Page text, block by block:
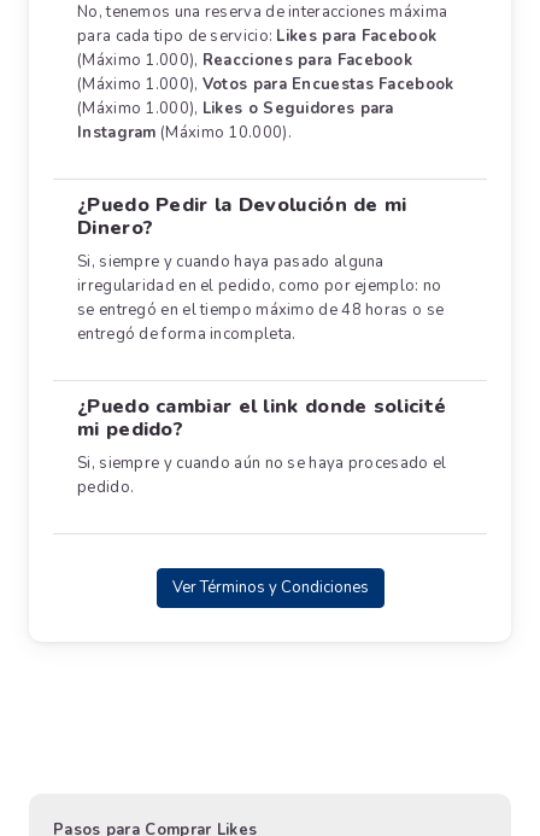
No, tenemos una reserva de interacciones máxima
para cada tipo de servicio: Likes para Facebook
(Máximo 1.000), Reacciones para Facebook
(Máximo 1.000), Votos para Encuestas Facebook
(Máximo 1.000), Likes o Seguidores para
Instagram (Máximo 10.000).
¿Puedo Pedir la Devolución de mi
Dinero?
Si, siempre y cuando haya pasado alguna
irregularidad en el pedido, como por ejemplo: no
se entregó en el tiempo máximo de 48 horas o se
entregó de forma incompleta.
¿Puedo cambiar el link donde solicité
mi pedido?
Si, siempre y cuando aún no se haya procesado el
pedido.
Ver Términos y Condiciones
Pasos para Comprar Likes